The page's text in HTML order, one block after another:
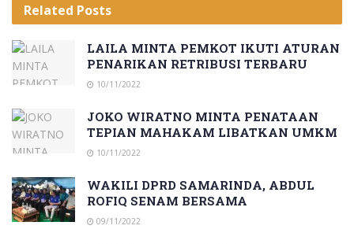
Related Posts
LAILA MINTA PEMKOT IKUTI ATURAN
PENARIKAN RETRIBUSI TERBARU
10/11/2022
JOKO WIRATNO MINTA PENATAAN
TEPIAN MAHAKAM LIBATKAN UMKM
10/11/2022
WAKILI DPRD SAMARINDA, ABDUL
ROFIQ SENAM BERSAMA
09/11/2022